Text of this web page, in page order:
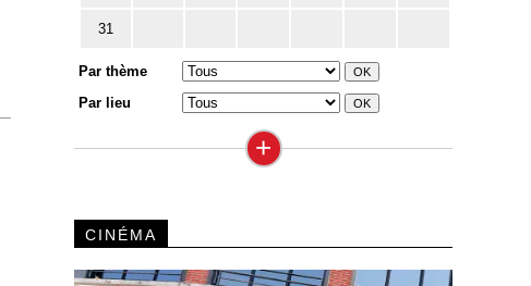
31
Par thème
Par lieu
+
CINÉMA